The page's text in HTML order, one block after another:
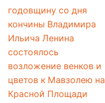
записям
запись:
годовщину со дня
кончины Владимира
Ильича Ленина
состоялось
возложение венков и
цветов к Мавзолею на
Красной Площади